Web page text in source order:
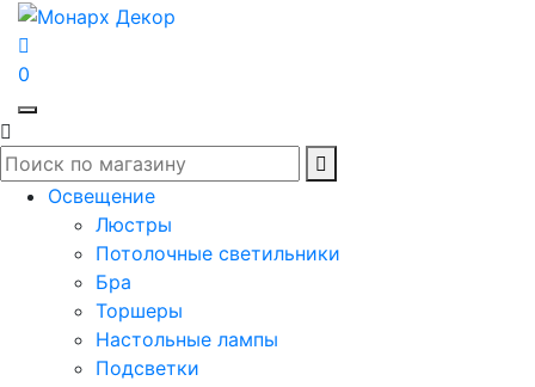
0
Освещение
Люстры
Потолочные светильники
Бра
Торшеры
Настольные лампы
Подсветки